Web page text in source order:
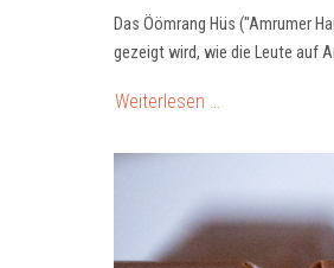
Das Öömrang Hüs ("Amrumer
gezeigt wird, wie die Leute auf
Weiterlesen …